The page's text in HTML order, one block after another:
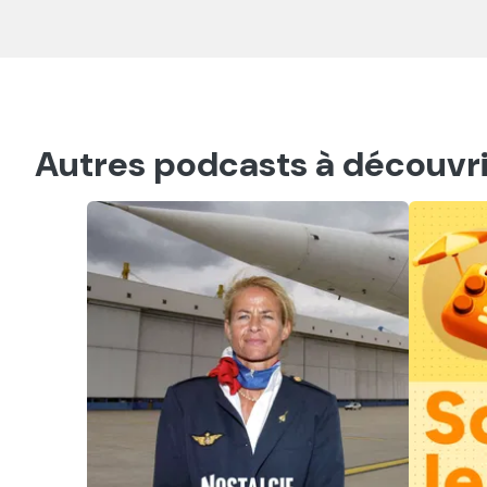
Autres podcasts à